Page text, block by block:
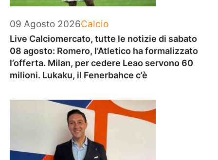
09 Agosto 2026Categorie
Calcio
Live Calciomercato, tutte le notizie di sabato
08 agosto: Romero, l’Atletico ha formalizzato
l’offerta. Milan, per cedere Leao servono 60
milioni. Lukaku, il Fenerbahce c’è